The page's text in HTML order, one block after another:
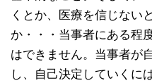
くとか、医療を信じない
か・・・当事者にある程
はできません。当事者が
し、自己決定していくに